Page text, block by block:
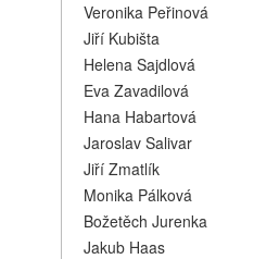
Veronika Peřinová
Jiří Kubišta
Helena Sajdlová
Eva Zavadilová
Hana Habartová
Jaroslav Salivar
Jiří Zmatlík
Monika Pálková
Božetěch Jurenka
Jakub Haas